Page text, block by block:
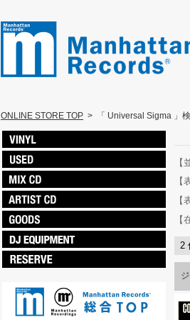
ONLINE STORE TOP > 「 Universal Sigma 」
【
【
【
【
2